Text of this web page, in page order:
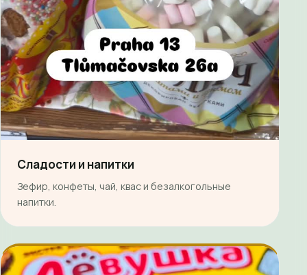
Сладости и напитки
Зефир, конфеты, чай, квас и безалкогольные
напитки.